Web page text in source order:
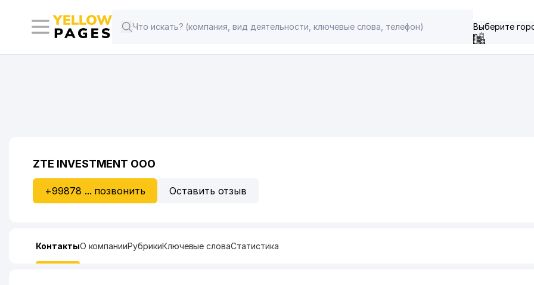
Выберите
ZTE INVESTMENT ООО
+99878 ... позвонить Оставить отзыв
КонтактыО компанииРубрикиКлючевые словаСтатистика